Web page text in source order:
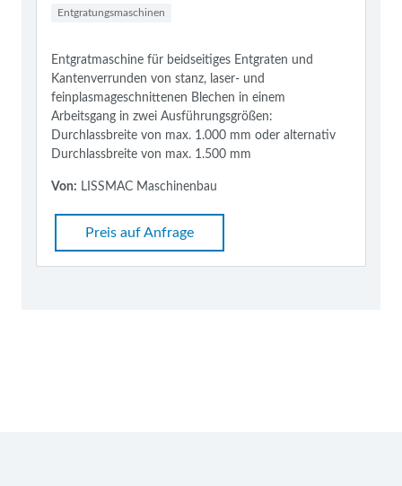
Entgratungsmaschinen
Entgratmaschine für beidseitiges Entgraten und
Kantenverrunden von stanz, laser- und
feinplasmageschnittenen Blechen in einem
Arbeitsgang in zwei Ausführungsgrößen:
Durchlassbreite von max. 1.000 mm oder alternativ
Durchlassbreite von max. 1.500 mm
Von: LISSMAC Maschinenbau
Preis auf Anfrage